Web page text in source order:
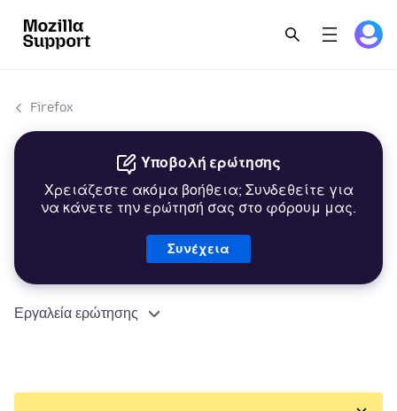
Firefox
Υποβολή ερώτησης
Χρειάζεστε ακόμα βοήθεια; Συνδεθείτε για
να κάνετε την ερώτησή σας στο φόρουμ μας.
Συνέχεια
Εργαλεία ερώτησης